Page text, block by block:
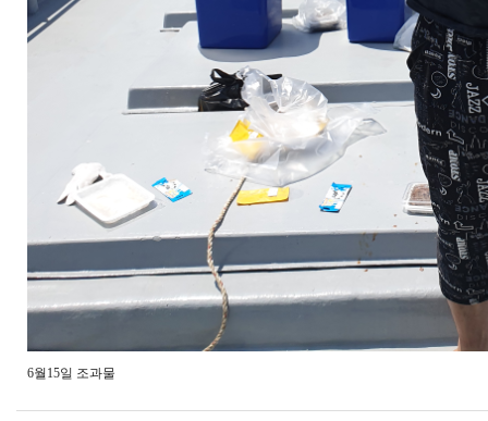
6월15일 조과물